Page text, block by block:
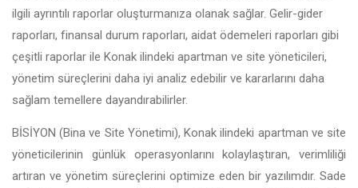
ilgili ayrıntılı raporlar oluşturmanıza olanak sağlar. Gelir-gider
raporları, finansal durum raporları, aidat ödemeleri raporları gibi
çeşitli raporlar ile Konak ilindeki apartman ve site yöneticileri,
yönetim süreçlerini daha iyi analiz edebilir ve kararlarını daha
sağlam temellere dayandırabilirler.
BİSİYON (Bina ve Site Yönetimi), Konak ilindeki apartman ve site
yöneticilerinin günlük operasyonlarını kolaylaştıran, verimliliği
artıran ve yönetim süreçlerini optimize eden bir yazılımdır. Sade